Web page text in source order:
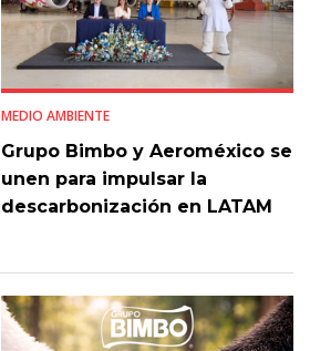
MEDIO AMBIENTE
Grupo Bimbo y Aeroméxico se
unen para impulsar la
descarbonización en LATAM